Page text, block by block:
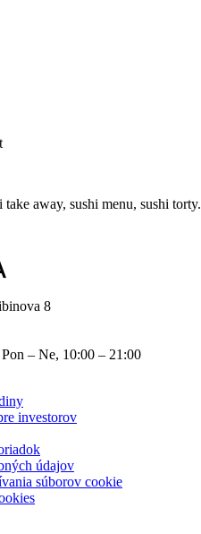
take away, sushi menu, sushi torty.
8
Pon – Ne, 10:00 – 21:00
investorov
údajov
súborov cookie